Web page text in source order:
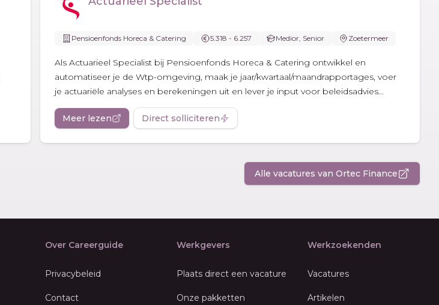
Pensioenfonds Horeca & Catering 5.318 - 6.257 Medior, Senior Zoetermeer
Als Actuarieel Specialist bij Pensioenfonds Horeca & Catering ontwikkel en
automatiseer je de Wtp-omgeving, maak je jaar/kwartaal/maandrapportages, voer
je actuariële analyses en berekeningen uit en lever je input voor beleidsadvies...
Meer lezen Direct solliciteren
Alle vacatures van Ortec Finance
Over Careerguide
Privacybeleid
Contact
Werkgevers
Plaats direct een vacature
Onze pakketten
Werkzoekenden
Vacatures
Artikelen